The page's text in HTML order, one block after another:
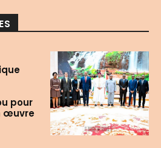
pour
œuvre